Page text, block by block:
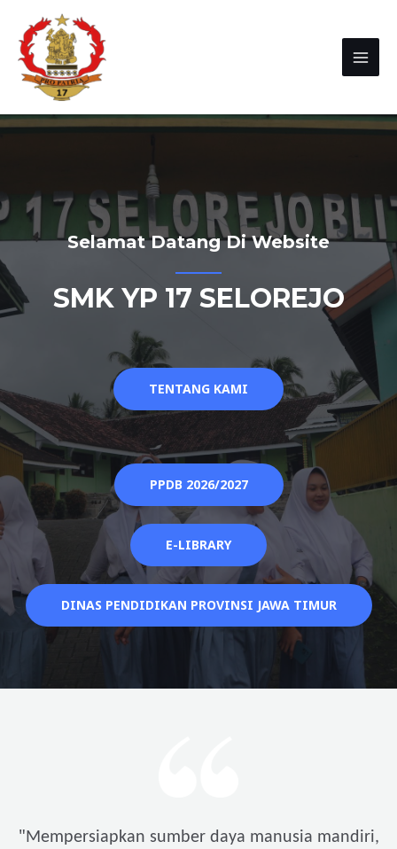
Selamat Datang Di Website
SMK YP 17 SELOREJO
TENTANG KAMI
PPDB 2026/2027
E-LIBRARY
DINAS PENDIDIKAN PROVINSI JAWA TIMUR
"Mempersiapkan sumber daya manusia mandiri,